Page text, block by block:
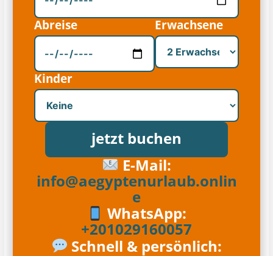
Abreise Erwachsene
Kinder
jetzt buchen
E-Mail:
info@aegyptenurlaub.onlin
e
WhatsApp:
+201029160057
Schnell & persönlich: